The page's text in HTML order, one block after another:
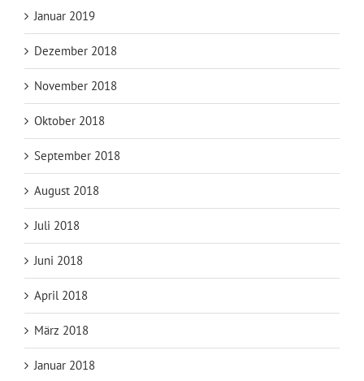
Januar 2019
Dezember 2018
November 2018
Oktober 2018
September 2018
August 2018
Juli 2018
Juni 2018
April 2018
März 2018
Januar 2018